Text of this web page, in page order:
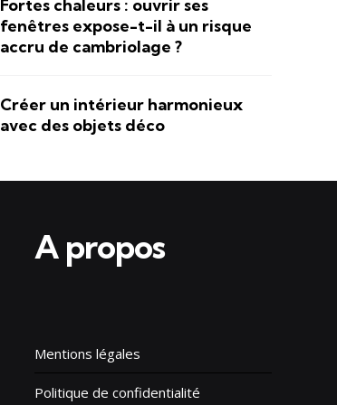
Fortes chaleurs : ouvrir ses
fenêtres expose-t-il à un risque
accru de cambriolage ?
Créer un intérieur harmonieux
avec des objets déco
A propos
Mentions légales
Politique de confidentialité